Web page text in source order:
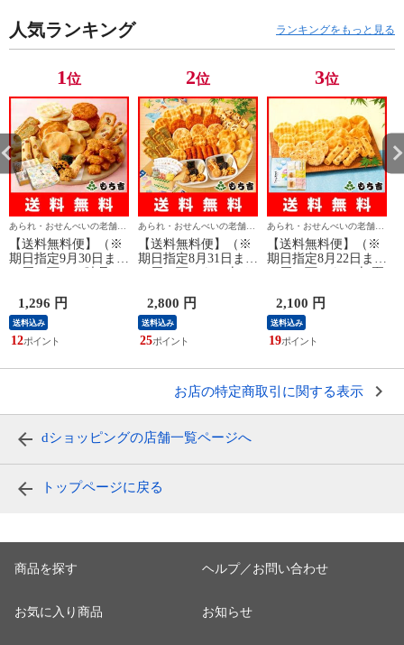
人気ランキング ランキングをもっと見る
1位
あられ・おせんべいの老舗
もち吉
【送料無料便】（※
期日指定9月30日まで
どか (商品カタログ
入り)［※お味見セッ
トのみのご注文の場
合、代金引換はでき
1,296 円
送料込み
12
2位
あられ・おせんべいの老舗
もち吉
【送料無料便】（※
期日指定8月31日まで
【10種類45袋】
2,800 円
送料込み
25
3位
あられ・おせんべいの老舗
もち吉
【送料無料便】（※
期日指定8月22日まで
米100％ 5種22袋 お
中元】
2,100 円
送料込み
19
お店の特定商取引に関する表示
dショッピングの店舗一覧ページへ
トップページに戻る
商品を探す
お気に入り商品
ヘルプ／お問い合わせ
お知らせ